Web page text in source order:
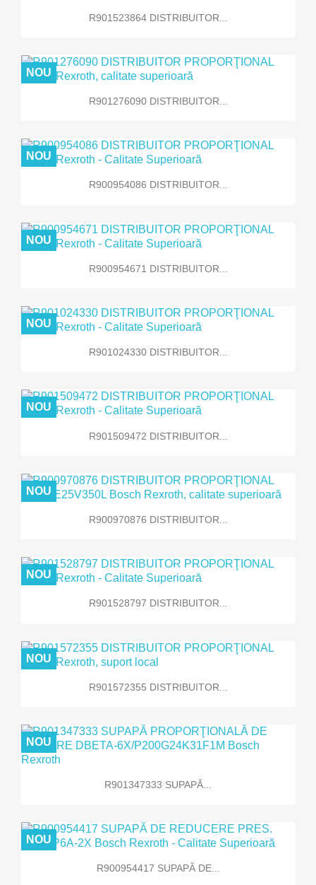
R901523864 DISTRIBUITOR...
R901276090 DISTRIBUITOR...
NOU
R900954086 DISTRIBUITOR...
NOU
R900954671 DISTRIBUITOR...
NOU
R901024330 DISTRIBUITOR...
NOU
R901509472 DISTRIBUITOR...
NOU
R900970876 DISTRIBUITOR...
NOU
R901528797 DISTRIBUITOR...
NOU
R901572355 DISTRIBUITOR...
NOU
R901347333 SUPAPĂ...
NOU
R900954417 SUPAPĂ DE...
NOU